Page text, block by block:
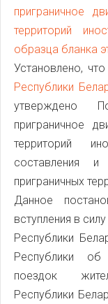
приграничное
территорий
образца бланка
Установлено, что
Республики
утверждено
приграничное
территорий
составления и
приграничных
Данное
вступления в
Республики
Республики
поездок
Республики